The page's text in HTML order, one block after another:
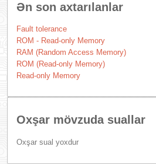
Ən son axtarılanlar
Fault tolerance
ROM - Read-only Memory
RAM (Random Access Memory)
ROM (Read-only Memory)
Read-only Memory
Oxşar mövzuda suallar
Oxşar sual yoxdur